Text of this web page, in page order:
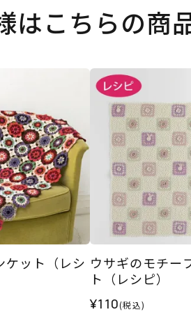
はこちらの商
ケット（レシ ウサギのモチー
ト（レシピ）
¥110(税込)